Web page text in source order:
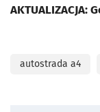
autostrada a4